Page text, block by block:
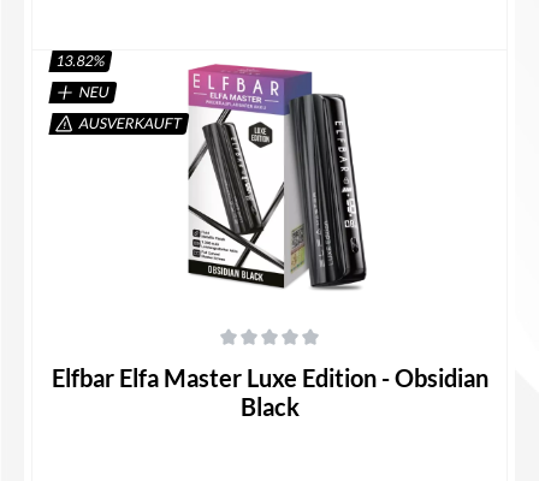
Details
13.82%
NEU
AUSVERKAUFT
Elfbar Elfa Master Luxe Edition - Obsidian
Black